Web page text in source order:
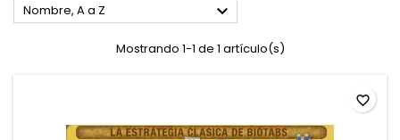
Nombre, A a Z 
Mostrando 1-1 de 1 artículo(s)
favorite_border